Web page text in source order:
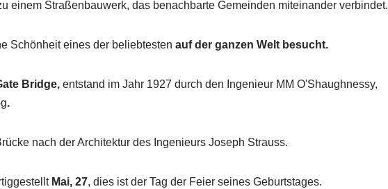
einem Straßenbauwerk, das benachbarte Gemeinden miteinander verbindet.
Schönheit eines der beliebtesten auf der ganzen Welt besucht.
Bridge, entstand im Jahr 1927 durch den Ingenieur MM O'Shaughnessy,
.
nach der Architektur des Ingenieurs Joseph Strauss.
Mai, 27, dies ist der Tag der Feier seines Geburtstages.